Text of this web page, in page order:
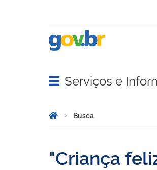
Abrir menu principal de
Serviços e
Você está aqui:
Página Inicial
Busca
Criança